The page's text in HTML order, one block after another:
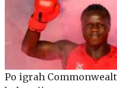
Po igrah